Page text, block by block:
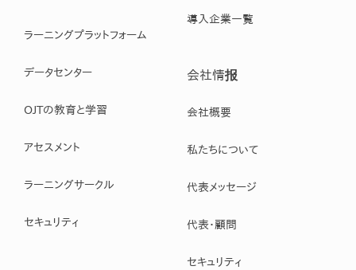
ラーニングプラットフォーム
データセンター
OJTの教育と学習
アセスメント
ラーニングサークル
セキュリティ
導入企業一覧
会社情报
会社概要
私たちについて
代表メッセージ
代表・顧問
セキュリティ